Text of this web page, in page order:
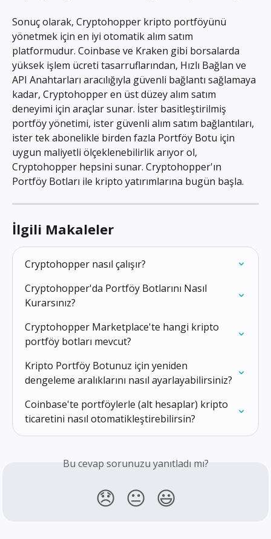
Sonuç olarak, Cryptohopper kripto portföyünü
yönetmek için en iyi otomatik alım satım
platformudur. Coinbase ve Kraken gibi borsalarda
yüksek işlem ücreti tasarruflarından, Hızlı Bağlan ve
API Anahtarları aracılığıyla güvenli bağlantı sağlamaya
kadar, Cryptohopper en üst düzey alım satım
deneyimi için araçlar sunar. İster basitleştirilmiş
portföy yönetimi, ister güvenli alım satım bağlantıları,
ister tek abonelikle birden fazla Portföy Botu için
uygun maliyetli ölçeklenebilirlik arıyor ol,
Cryptohopper hepsini sunar. Cryptohopper'ın
Portföy Botları ile kripto yatırımlarına bugün başla.
İlgili Makaleler
Cryptohopper nasıl çalışır?
Cryptohopper'da Portföy Botlarını Nasıl
Kurarsınız?
Cryptohopper Marketplace'te hangi kripto
portföy botları mevcut?
Kripto Portföy Botunuz için yeniden
dengeleme aralıklarını nasıl ayarlayabilirsiniz?
Coinbase'te portföylerle (alt hesaplar) kripto
ticaretini nasıl otomatikleştirebilirsin?
Bu cevap sorunuzu yanıtladı mı?
😞 😐 😃